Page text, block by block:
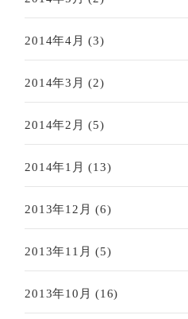
2014年4月 (3)
2014年3月 (2)
2014年2月 (5)
2014年1月 (13)
2013年12月 (6)
2013年11月 (5)
2013年10月 (16)